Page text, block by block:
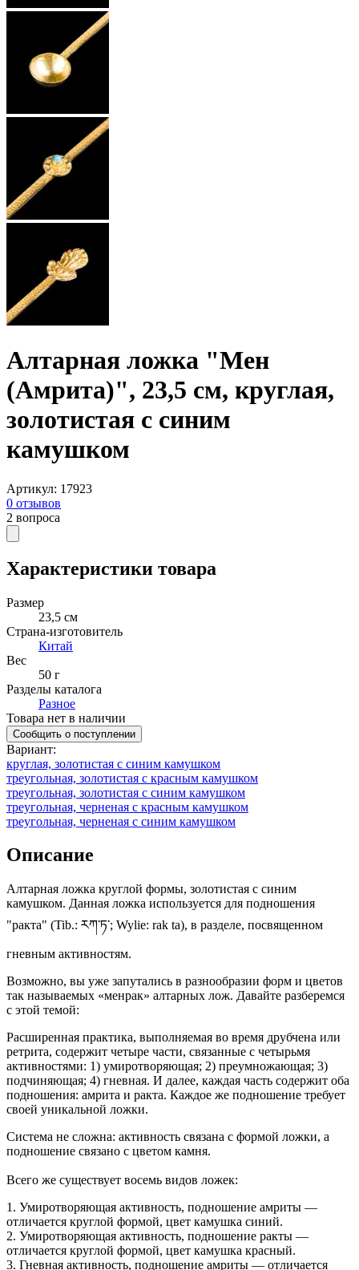
Алтарная ложка "Мен
(Амрита)", 23,5 см, круглая,
золотистая с синим
камушком
Артикул: 17923
0 отзывов
2 вопроса
Характеристики товара
Размер
23,5 см
Страна-изготовитель
Китай
Вес
50 г
Разделы каталога
Разное
Товара нет в наличии
Сообщить о поступлении
Вариант:
круглая, золотистая с синим камушком
треугольная, золотистая с красным камушком
треугольная, золотистая с синим камушком
треугольная, черненая с красным камушком
треугольная, черненая с синим камушком
Описание
Алтарная ложка круглой формы, золотистая с синим
камушком. Данная ложка используется для подношения
"ракта" (Tib.: རཀ་ཏ་; Wylie: rak ta), в разделе, посвященном
гневным активностям.
Возможно, вы уже запутались в разнообразии форм и цветов
так называемых «менрак» алтарных лож. Давайте разберемся
с этой темой:
Расширенная практика, выполняемая во время друбчена или
ретрита, содержит четыре части, связанные с четырьмя
активностями: 1) умиротворяющая; 2) преумножающая; 3)
подчиняющая; 4) гневная. И далее, каждая часть содержит оба
подношения: амрита и ракта. Каждое же подношение требует
своей уникальной ложки.
Система не сложна: активность связана с формой ложки, а
подношение связано с цветом камня.
Всего же существует восемь видов ложек:
1. Умиротворяющая активность, подношение амриты —
отличается круглой формой, цвет камушка синий.
2. Умиротворяющая активность, подношение ракты —
отличается круглой формой, цвет камушка красный.
3. Гневная активность, подношение амриты — отличается